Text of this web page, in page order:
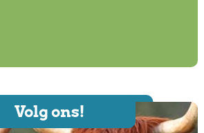
Volg ons!